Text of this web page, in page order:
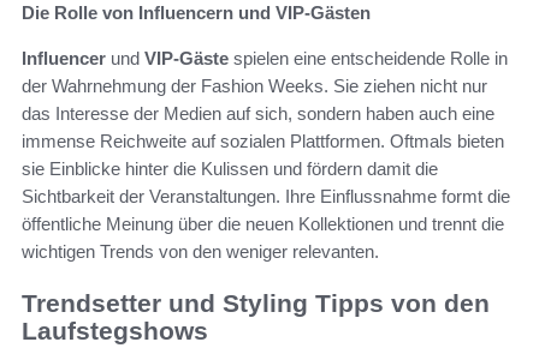
Die Rolle von Influencern und VIP-Gästen
Influencer und VIP-Gäste spielen eine entscheidende Rolle in
der Wahrnehmung der Fashion Weeks. Sie ziehen nicht nur
das Interesse der Medien auf sich, sondern haben auch eine
immense Reichweite auf sozialen Plattformen. Oftmals bieten
sie Einblicke hinter die Kulissen und fördern damit die
Sichtbarkeit der Veranstaltungen. Ihre Einflussnahme formt die
öffentliche Meinung über die neuen Kollektionen und trennt die
wichtigen Trends von den weniger relevanten.
Trendsetter und Styling Tipps von den
Laufstegshows